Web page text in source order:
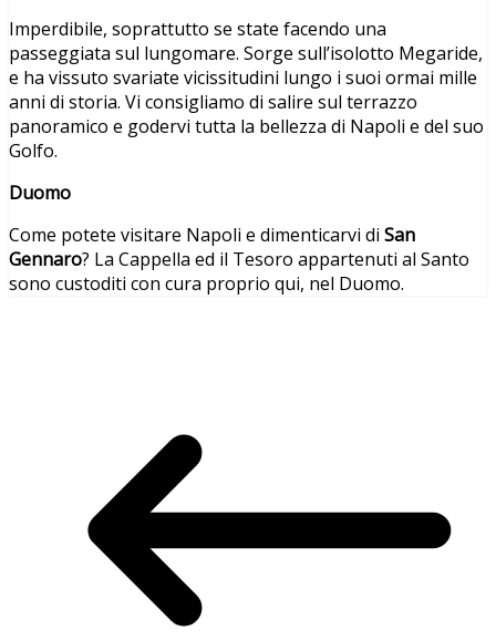
Imperdibile, soprattutto se state facendo una
passeggiata sul lungomare. Sorge sull’isolotto Megaride,
e ha vissuto svariate vicissitudini lungo i suoi ormai mille
anni di storia. Vi consigliamo di salire sul terrazzo
panoramico e godervi tutta la bellezza di Napoli e del suo
Golfo.
Duomo
Come potete visitare Napoli e dimenticarvi di San
Gennaro? La Cappella ed il Tesoro appartenuti al Santo
sono custoditi con cura proprio qui, nel Duomo.